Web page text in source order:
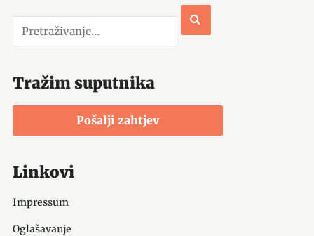
Tražim suputnika
Pošalji zahtjev
Linkovi
Impressum
Oglašavanje